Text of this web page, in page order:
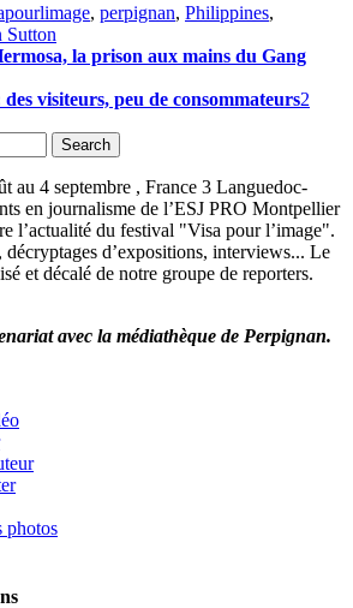
, perpignan, Philippines,
Sutton
la prison aux mains du Gang
visiteurs, peu de consommateurs2
au 4 septembre , France 3 Languedoc-
en journalisme de l’ESJ PRO Montpellier
l’actualité du festival "Visa pour l’image".
décryptages d’expositions, interviews... Le
et décalé de notre groupe de reporters.
avec la médiathèque de Perpignan.
photos